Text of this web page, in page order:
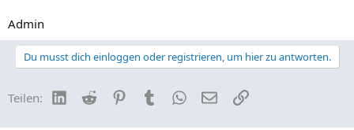
Admin
Du musst dich einloggen oder registrieren, um hier zu antworten.
Teilen: LinkedIn
Reddit PinterestTumblrWhatsApp
E-MailLink